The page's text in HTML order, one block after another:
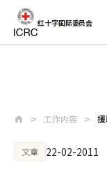
红十字国际委员会
工作内容
文章 22-02-2011